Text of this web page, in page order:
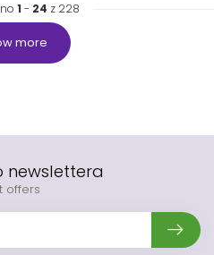
1 - 24 z 228
more
newslettera
offers